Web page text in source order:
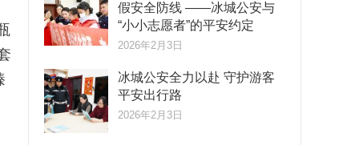
假安全防线 ——冰城公安与
“小小志愿者”的平安约定
2026年2月3日
冰城公安全力以赴 守护游客
平安出行路
2026年2月3日